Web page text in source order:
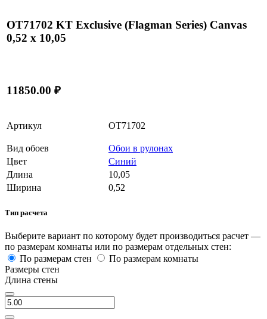
OT71702 KT Exclusive (Flagman Series) Canvas
0,52 x 10,05
11850.00 ₽
Артикул OT71702
Вид обоев
Обои в рулонах
Цвет
Синий
Длина
10,05
Ширина
0,52
Тип расчета
Выберите вариант по которому будет производиться расчет —
по размерам комнаты или по размерам отдельных стен:
По размерам стен
По размерам комнаты
Размеры стен
Длина стены